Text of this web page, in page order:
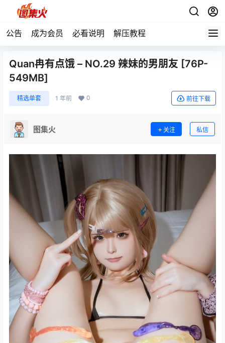
公告 成为会员 必看说明 解压教程
Quan冉有点饿 – NO.29 辣妹的男朋友 [76P-
549MB]
精选单套 1 年前 0 前往下载
图集火 关注 私信